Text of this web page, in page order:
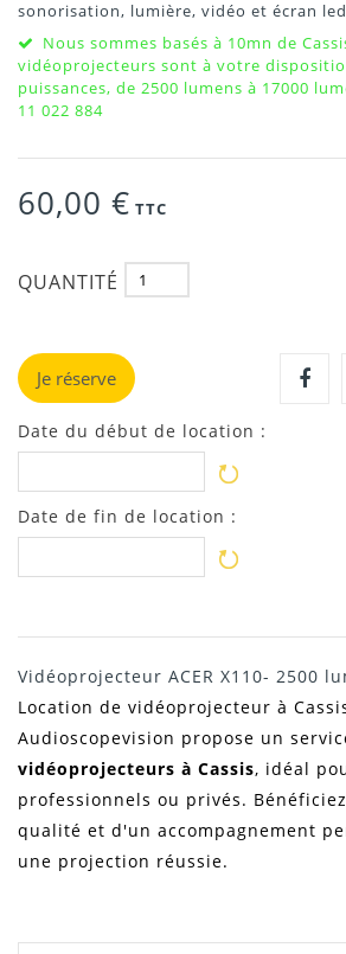
sonorisation, lumière, vidéo et écran led
Nous sommes basés à 10mn de
vidéoprojecteurs sont à votre
puissances, de 2500 lumens à 17000
11 022 884
60,00 € TTC
QUANTITÉ
Je réserve
Date du début de location :
Date de fin de location :
Vidéoprojecteur ACER X110- 2500
Location de vidéoprojecteur à
Audioscopevision propose un
vidéoprojecteurs à Cassis, idéal
professionnels ou privés.
qualité et d'un accompagnement
une projection réussie.